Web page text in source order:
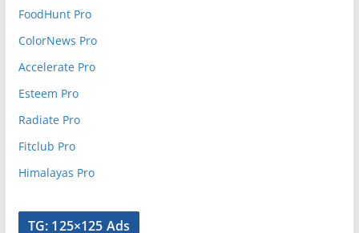
FoodHunt Pro
ColorNews Pro
Accelerate Pro
Esteem Pro
Radiate Pro
Fitclub Pro
Himalayas Pro
TG: 125×125 Ads